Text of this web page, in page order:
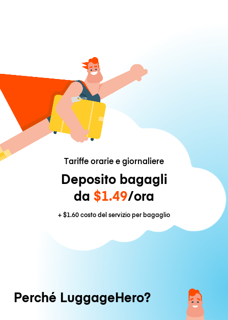
Tariffe orarie e giornaliere
Deposito bagagli
da $1.49/ora
+$1.60costo del servizio per bagaglio
Perché LuggageHero?